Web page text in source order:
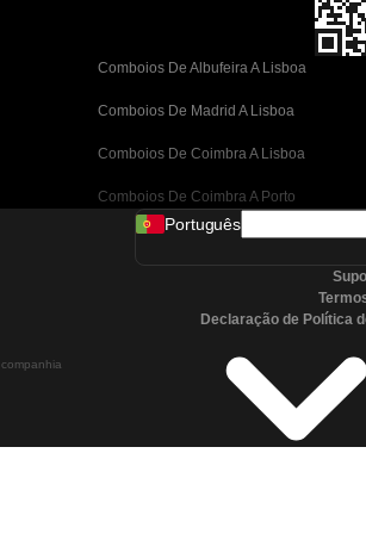
Comboios De Albufeira A Lisboa
Comboios De Madrid A Lisboa
Comboios De Coimbra A Lisboa
Comboios De Coimbra A Porto
Comboios De Valência A Barcelona
Comboios De Málaga A Barcelona
Comboios De Málaga A Madrid
Comboios De Córdoba A Madrid
Português
Declaração de Política